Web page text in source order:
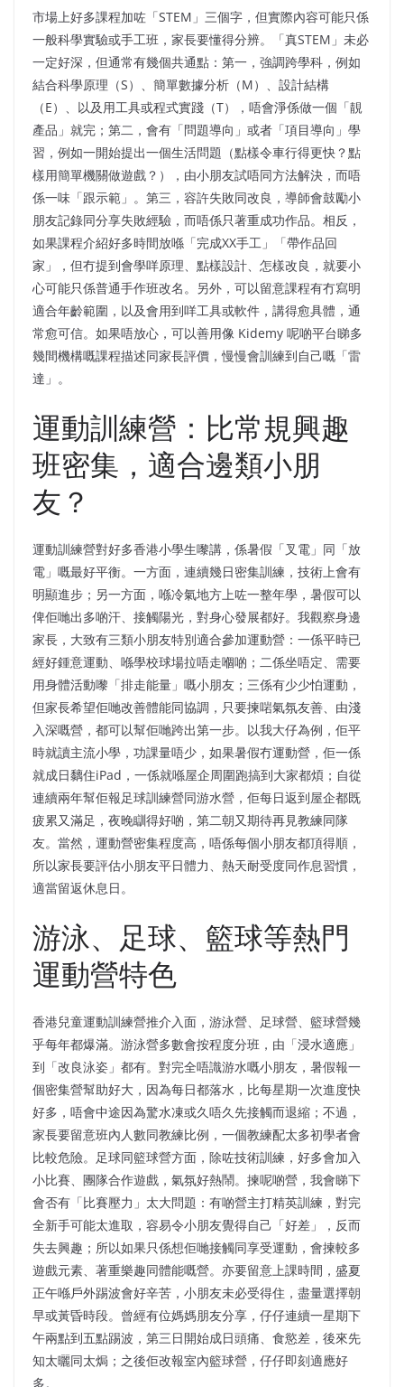
市場上好多課程加咗「STEM」三個字，但實際內容可能只係
一般科學實驗或手工班，家長要懂得分辨。「真STEM」未必
一定好深，但通常有幾個共通點：第一，強調跨學科，例如
結合科學原理（S）、簡單數據分析（M）、設計結構
（E）、以及用工具或程式實踐（T），唔會淨係做一個「靚
產品」就完；第二，會有「問題導向」或者「項目導向」學
習，例如一開始提出一個生活問題（點樣令車行得更快？點
樣用簡單機關做遊戲？），由小朋友試唔同方法解決，而唔
係一味「跟示範」。第三，容許失敗同改良，導師會鼓勵小
朋友記錄同分享失敗經驗，而唔係只著重成功作品。相反，
如果課程介紹好多時間放喺「完成XX手工」「帶作品回
家」，但冇提到會學咩原理、點樣設計、怎樣改良，就要小
心可能只係普通手作班改名。另外，可以留意課程有冇寫明
適合年齡範圍，以及會用到咩工具或軟件，講得愈具體，通
常愈可信。如果唔放心，可以善用像 Kidemy 呢啲平台睇多
幾間機構嘅課程描述同家長評價，慢慢會訓練到自己嘅「雷
達」。
運動訓練營：比常規興趣
班密集，適合邊類小朋
友？
運動訓練營對好多香港小學生嚟講，係暑假「叉電」同「放
電」嘅最好平衡。一方面，連續幾日密集訓練，技術上會有
明顯進步；另一方面，喺冷氣地方上咗一整年學，暑假可以
俾佢哋出多啲汗、接觸陽光，對身心發展都好。我觀察身邊
家長，大致有三類小朋友特別適合參加運動營：一係平時已
經好鍾意運動、喺學校球場拉唔走嗰啲；二係坐唔定、需要
用身體活動嚟「排走能量」嘅小朋友；三係有少少怕運動，
但家長希望佢哋改善體能同協調，只要揀啱氣氛友善、由淺
入深嘅營，都可以幫佢哋跨出第一步。以我大仔為例，佢平
時就讀主流小學，功課量唔少，如果暑假冇運動營，佢一係
就成日黐住iPad，一係就喺屋企周圍跑搞到大家都煩；自從
連續兩年幫佢報足球訓練營同游水營，佢每日返到屋企都既
疲累又滿足，夜晚瞓得好啲，第二朝又期待再見教練同隊
友。當然，運動營密集程度高，唔係每個小朋友都頂得順，
所以家長要評估小朋友平日體力、熱天耐受度同作息習慣，
適當留返休息日。
游泳、足球、籃球等熱門
運動營特色
香港兒童運動訓練營推介入面，游泳營、足球營、籃球營幾
乎每年都爆滿。游泳營多數會按程度分班，由「浸水適應」
到「改良泳姿」都有。對完全唔識游水嘅小朋友，暑假報一
個密集營幫助好大，因為每日都落水，比每星期一次進度快
好多，唔會中途因為驚水凍或久唔久先接觸而退縮；不過，
家長要留意班內人數同教練比例，一個教練配太多初學者會
比較危險。足球同籃球營方面，除咗技術訓練，好多會加入
小比賽、團隊合作遊戲，氣氛好熱鬧。揀呢啲營，我會睇下
會否有「比賽壓力」太大問題：有啲營主打精英訓練，對完
全新手可能太進取，容易令小朋友覺得自己「好差」，反而
失去興趣；所以如果只係想佢哋接觸同享受運動，會揀較多
遊戲元素、著重樂趣同體能嘅營。亦要留意上課時間，盛夏
正午喺戶外踢波會好辛苦，小朋友未必受得住，盡量選擇朝
早或黃昏時段。曾經有位媽媽朋友分享，仔仔連續一星期下
午兩點到五點踢波，第三日開始成日頭痛、食慾差，後來先
知太曬同太焗；之後佢改報室內籃球營，仔仔即刻適應好
多。